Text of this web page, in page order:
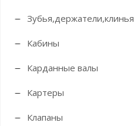
Зубья,держатели,клинья
Кабины
Карданные валы
Картеры
Клапаны